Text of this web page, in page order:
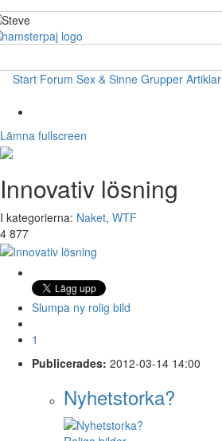
Start Forum Sex & Sinne Grupper Artiklar
Lämna fullscreen
Innovativ lösning
I kategorierna: Naket, WTF
4 877
Slumpa ny rolig bild
1
Publicerades: 2012-03-14 14:00
Nyhetstorka?